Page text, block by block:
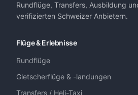
Rundflüge, Transfers, Ausbildung
verifizierten Schweizer Anbietern.
Flüge & Erlebnisse
Rundflüge
Gletscherflüge & -landungen
Transfers / Heli-Taxi